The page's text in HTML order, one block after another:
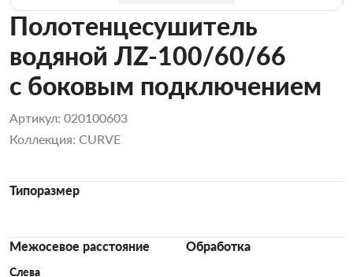
Полотенцесушитель
водяной ЛZ-100/60/66
с боковым подключением
Артикул: 020100603
Коллекция: CURVE
Типоразмер
Межосевое расстояние
Слева
Обработка